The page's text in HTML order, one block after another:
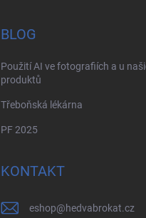
BLOG
Použití AI ve fotografiích a u
produktů
Třeboňská lékárna
PF 2025
KONTAKT
eshop@hedvabrokat.cz